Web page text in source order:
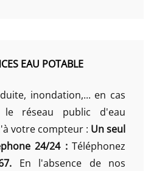
EAU POTABLE
inondation,... en cas
le réseau public d'eau
votre compteur : Un seul
24/24 :Téléphonez
En l'absence de nos